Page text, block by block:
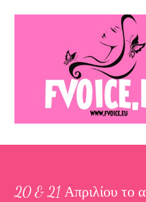
Μετάβαση στο
20 & 21 Απριλίου το